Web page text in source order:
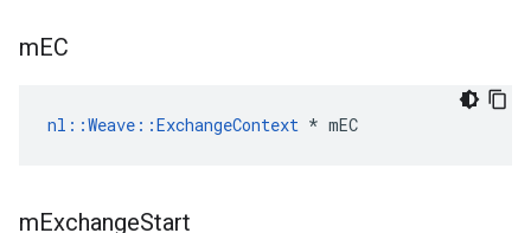
mEC
nl::Weave::ExchangeContext * mEC
mExchangeStart